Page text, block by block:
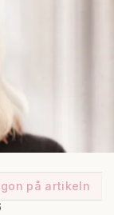
på artikeln